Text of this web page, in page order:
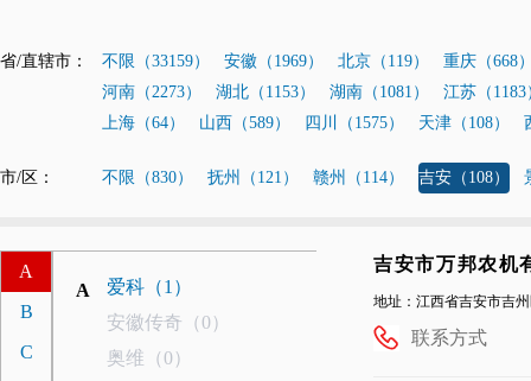
省/直辖市： 不限（33159） 安徽（1969） 北京（119）
重庆（668
河南（2273）
湖北（1153） 湖南（1081）
江苏（1183
上海（64）
山西（589） 四川（1575） 天津（108）
市/区： 不限（830） 抚州（121） 赣州（114） 吉安（108）
A
B
C
A
爱科（1）
安徽传奇（0）
奥维（0）
吉安市万邦农机
地址：江西省吉安市吉
联系方式